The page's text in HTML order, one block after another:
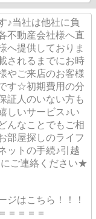
♪当社は他社に負
不動産会社様へ直
へ提供しておりま
されるまでにお時
やご来店のお客様
す☆初期費用の分
証人のいない方も
しいサービス♪い
んなことでもご相
部屋探しのライフ
ットの手続♪引越
にご連絡ください★
ジはこちら！！！
＝＝＝＝